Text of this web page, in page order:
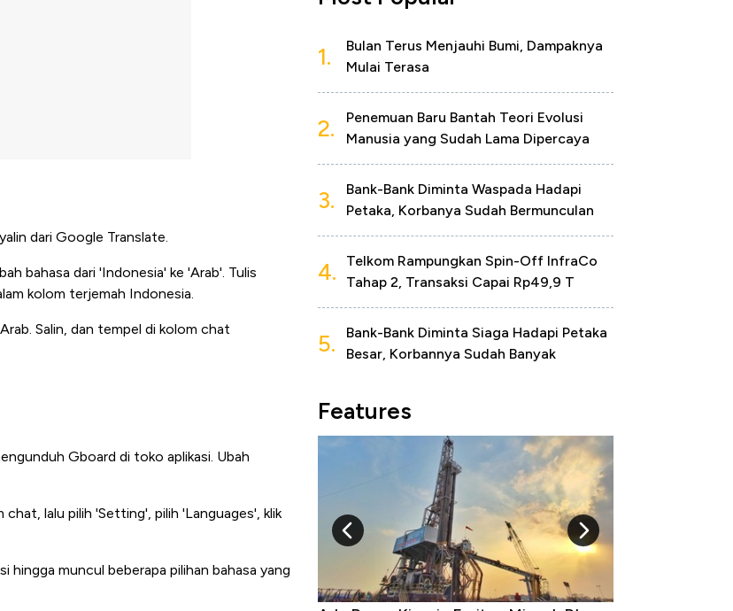
dari Google Translate.
bahasa dari 'Indonesia' ke 'Arab'. Tulis
kolom terjemah Indonesia.
Salin, dan tempel di kolom chat
Gboard di toko aplikasi. Ubah
chat, lalu pilih 'Setting', pilih 'Languages', klik
hingga muncul beberapa pilihan bahasa yang
1.
Bulan Terus Menjauhi Bumi, Dampaknya
Mulai Terasa
2.
Penemuan Baru Bantah Teori Evolusi
Manusia yang Sudah Lama Dipercaya
3.
Bank-Bank Diminta Waspada Hadapi
Petaka, Korbanya Sudah Bermunculan
4.
Telkom Rampungkan Spin-Off InfraCo
Tahap 2, Transaksi Capai Rp49,9 T
5.
Bank-Bank Diminta Siaga Hadapi Petaka
Besar, Korbannya Sudah Banyak
Features